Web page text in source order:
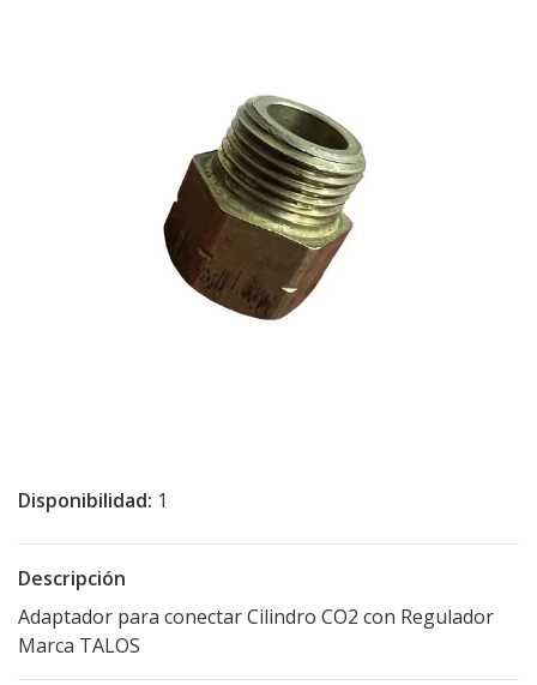
Disponibilidad: 1
Descripción
Adaptador para conectar Cilindro CO2 con Regulador
Marca TALOS